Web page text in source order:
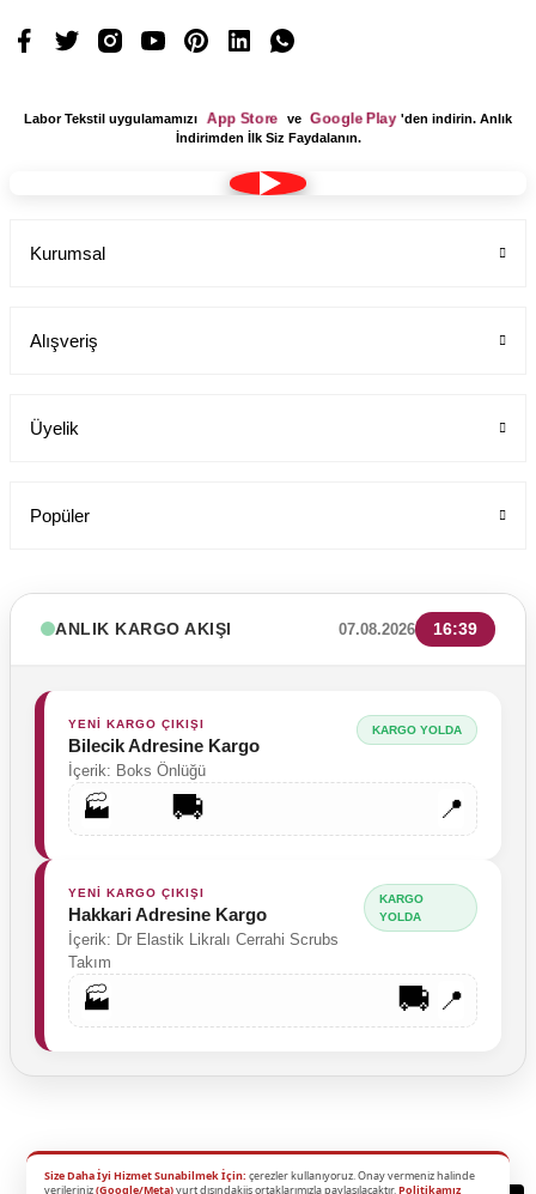
Labor Tekstil uygulamamızı App Store ve Google Play 'den indirin. Anlık
İndirimden İlk Siz Faydalanın.
Kurumsal
Alışveriş
Üyelik
Popüler
ANLIK KARGO AKIŞI 07.08.2026 16:39
YENİ KARGO ÇIKIŞI
Bilecik Adresine Kargo
İçerik: Boks Önlüğü
KARGO YOLDA
🏭 🚚 📍
YENİ KARGO ÇIKIŞI
Hakkari Adresine Kargo
İçerik: Dr Elastik Likralı Cerrahi Scrubs
Takım
KARGO
YOLDA
🏭 🚚📍
Size Daha İyi Hizmet Sunabilmek İçin: çerezler kullanıyoruz. Onay vermeniz halinde
verileriniz(Google/Meta)yurt dışındakiiş ortaklarımızla paylaşılacaktır.Politikamız
2026 Copyright - Tüm Hakları Saklıdır.